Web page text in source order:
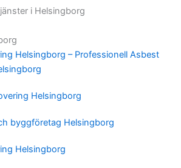
i Helsingborg
Helsingborg – Professionell Asbest
Helsingborg
byggföretag Helsingborg
Helsingborg